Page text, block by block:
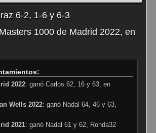
6-2, 1-6 y 6-3
1000 de Madrid 2022, en
2022: ganó Carlos 62, 16 y 63, en
Wells 2022: ganó Nadal 64, 46 y 63,
2021: ganó Nadal 61 y 62, Ronda32